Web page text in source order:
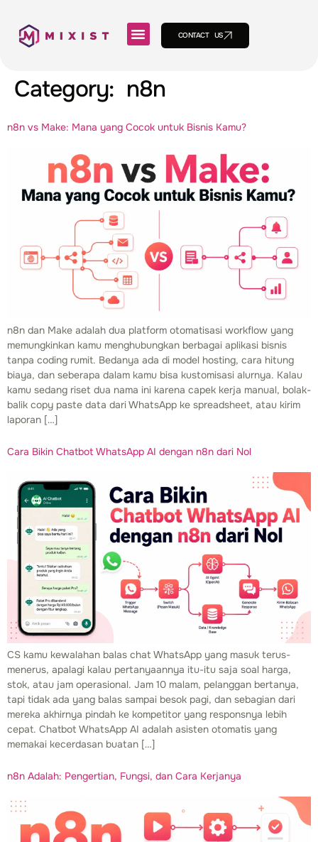
CONTACT US
Category: n8n
n8n vs Make: Mana yang Cocok untuk Bisnis Kamu?
n8n dan Make adalah dua platform otomatisasi workflow yang
memungkinkan kamu menghubungkan berbagai aplikasi bisnis
tanpa coding rumit. Bedanya ada di model hosting, cara hitung
biaya, dan seberapa dalam kamu bisa kustomisasi alurnya. Kalau
kamu sedang riset dua nama ini karena capek kerja manual, bolak-
balik copy paste data dari WhatsApp ke spreadsheet, atau kirim
laporan […]
Cara Bikin Chatbot WhatsApp AI dengan n8n dari Nol
CS kamu kewalahan balas chat WhatsApp yang masuk terus-
menerus, apalagi kalau pertanyaannya itu-itu saja soal harga,
stok, atau jam operasional. Jam 10 malam, pelanggan bertanya,
tapi tidak ada yang balas sampai besok pagi, dan sebagian dari
mereka akhirnya pindah ke kompetitor yang responsnya lebih
cepat. Chatbot WhatsApp AI adalah asisten otomatis yang
memakai kecerdasan buatan […]
n8n Adalah: Pengertian, Fungsi, dan Cara Kerjanya